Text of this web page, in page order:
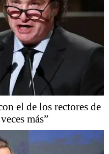
el de los rectores de
más”